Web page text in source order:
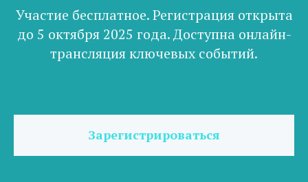
Участие бесплатное. Регистрация открыта
до 5 октября 2025 года. Доступна онлайн-
трансляция ключевых событий.
Зарегистрироваться